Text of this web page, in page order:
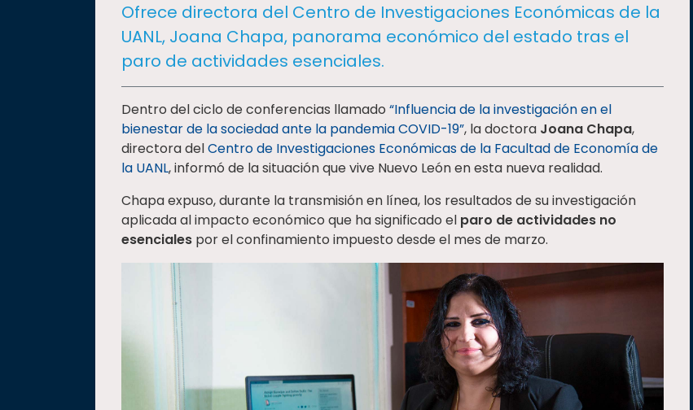
Ofrece directora del Centro de Investigaciones Económicas de la
UANL, Joana Chapa, panorama económico del estado tras el
paro de actividades esenciales.
Dentro del ciclo de conferencias llamado “Influencia de la investigación en el
bienestar de la sociedad ante la pandemia COVID-19”, la doctora Joana Chapa,
directora delCentro de Investigaciones Económicas de la Facultad de Economía de
la UANL, informó de la situación que vive Nuevo León en esta nueva realidad.
Chapa expuso, durante la transmisión en línea, los resultados de su investigación
aplicada al impacto económico que ha significado el paro de actividades no
esenciales por el confinamiento impuesto desde el mes de marzo.